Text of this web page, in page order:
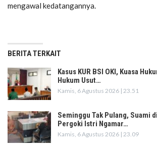
mengawal kedatangannya.
BERITA TERKAIT
Kasus KUR BSI OKI, Kuasa
Hukum Usut…
Kamis, 6 Agustus 2026 | 23.51
Seminggu Tak Pulang, Suami
Pergoki Istri Ngamar…
Kamis, 6 Agustus 2026 | 23.09